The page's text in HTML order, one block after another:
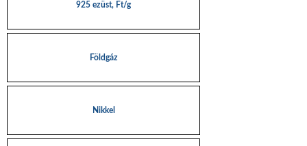
925 ezüst, Ft/g
Földgáz
Nikkel